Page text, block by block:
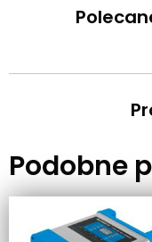
Podobne